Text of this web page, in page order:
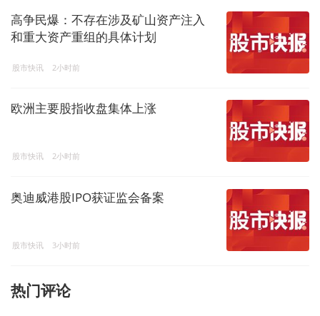
高争民爆：不存在涉及矿山资产注入
和重大资产重组的具体计划
股市快讯 2小时前
欧洲主要股指收盘集体上涨
股市快讯 2小时前
奥迪威港股IPO获证监会备案
股市快讯 3小时前
热门评论